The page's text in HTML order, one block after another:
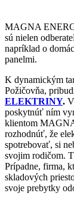
MAGNA
sú nielen
napríklad o
panelmi.
K dynamickým
Požičovňa,
ELEKTRINY.
poskytnúť ním
klientom
rozhodnúť, že
spotrebovať, si
svojim rodičom.
Prípadne, firma,
skladových
svoje prebytky